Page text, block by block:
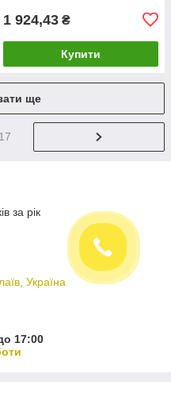
1 924,43 ₴
Купити
ще
за рік
Україна
17:00